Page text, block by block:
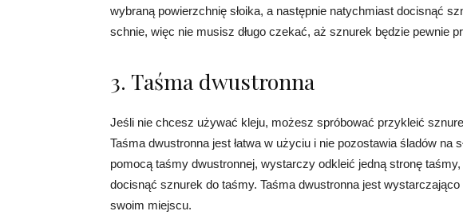
wybraną powierzchnię słoika, a następnie natychmiast docisnąć
schnie, więc nie musisz długo czekać, aż sznurek będzie pewnie
3. Taśma dwustronna
Jeśli nie chcesz używać kleju, możesz spróbować przykleić
Taśma dwustronna jest łatwa w użyciu i nie pozostawia śladów na
pomocą taśmy dwustronnej, wystarczy odkleić jedną stronę taśmy,
docisnąć sznurek do taśmy. Taśma dwustronna jest
swoim miejscu.